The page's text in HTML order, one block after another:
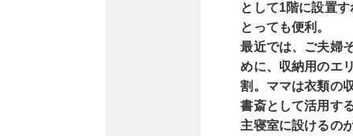
として1階に設置
とっても便利。
最近では、ご夫婦
めに、収納用のエ
割。ママは衣類の
書斎として活用す
主寝室に設けるの